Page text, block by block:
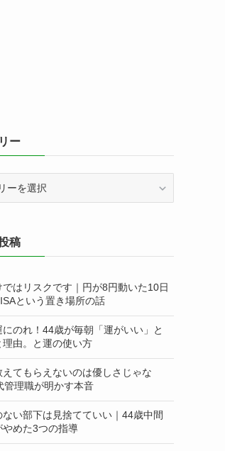
ー
稿
ではリスクです｜円が8円動いた10日
という置き場所の話
にのれ！44歳が毎朝「運がいい」と
理由。と運の使い方
えてもらえないのは優しさじゃな
管理職が明かす本音
ない部下は見捨てていい｜44歳中間
やめた3つの指導